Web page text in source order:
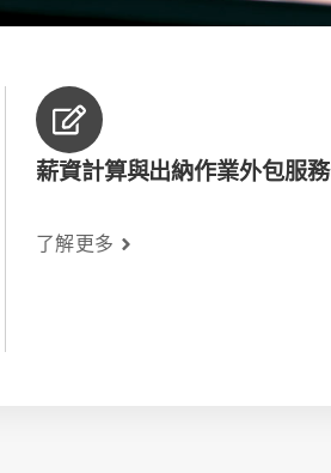
薪資計算與出納作業外包服務
了解更多